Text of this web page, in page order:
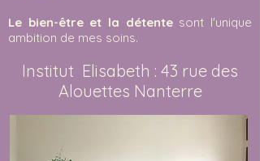
Le bien-être et la détentesont l'unique
ambition de mes soins.
Institut Elisabeth : 43 rue des
Alouettes Nanterre